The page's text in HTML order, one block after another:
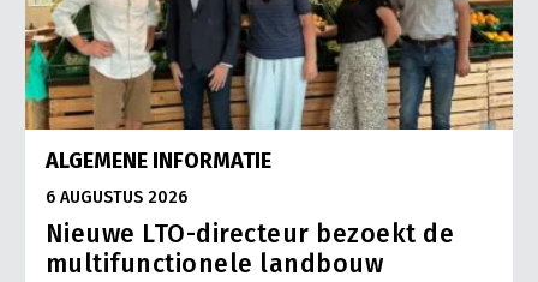
ALGEMENE INFORMATIE
6 AUGUSTUS 2026
Nieuwe LTO-directeur bezoekt de
multifunctionele landbouw